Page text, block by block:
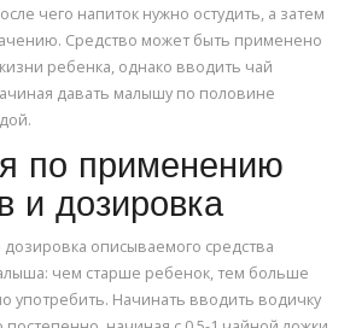
чего напиток нужно остудить, а затем
Средство может быть применено
ребенка, однако вводить чай
давать малышу по половине
по применению
и дозировка
описываемого средства
чем старше ребенок, тем больше
употребить. Начинать вводить водичку